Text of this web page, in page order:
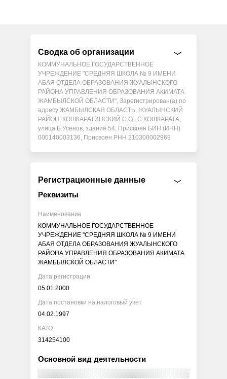
Сводка об организации
КОММУНАЛЬНОЕ ГОСУДАРСТВЕННОЕ
УЧРЕЖДЕНИЕ "СРЕДНЯЯ ШКОЛА № 9 ИМЕНИ
АБАЯ ОТДЕЛА ОБРАЗОВАНИЯ ЖУАЛЫНСКОГО
РАЙОНА УПРАВЛЕНИЯ ОБРАЗОВАНИЯ АКИМАТА
ЖАМБЫЛСКОЙ ОБЛАСТИ", Зарегистрирован(а) по
адресу ЖАМБЫЛСКАЯ ОБЛАСТЬ, ЖУАЛЫНСКИЙ
РАЙОН, КОШКАРАТИНСКИЙ С.О., С.КОШКАРАТА,
улица Б.Усенов, здание 54, Присвоен БИН (ИНН)
000140003136, Присвоен РНН 210300002969
Регистрационные данные
Реквизиты
Наименование
КОММУНАЛЬНОЕ ГОСУДАРСТВЕННОЕ
УЧРЕЖДЕНИЕ "СРЕДНЯЯ ШКОЛА № 9 ИМЕНИ
АБАЯ ОТДЕЛА ОБРАЗОВАНИЯ ЖУАЛЫНСКОГО
РАЙОНА УПРАВЛЕНИЯ ОБРАЗОВАНИЯ АКИМАТА
ЖАМБЫЛСКОЙ ОБЛАСТИ"
Дата регистрации
05.01.2000
Дата постановки на налоговый учет
04.02.1997
КАТО
314254100
Основной вид деятельности